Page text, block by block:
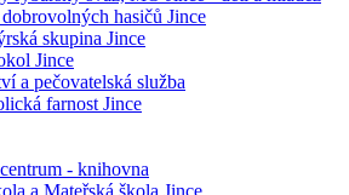
hasičů Jince
skupina Jince
Jince
a pečovatelská služba
farnost Jince
- knihovna
a Mateřská škola Jince